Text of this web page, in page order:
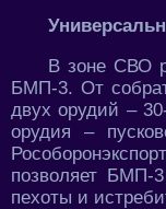
В зоне СВО
БМП-3. От
двух орудий –
орудия –
позволяет БМП-
пехоты и